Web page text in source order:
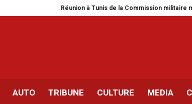
Réunion à Tunis de la Commission militaire mixte italo-
AUTO TRIBUNE CULTURE MEDIA